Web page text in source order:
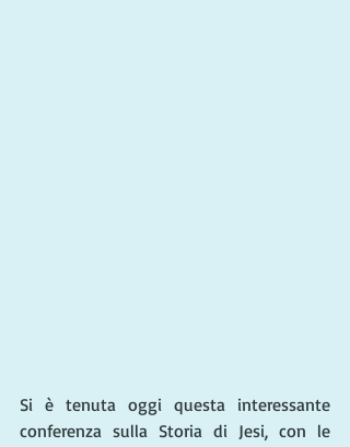
Si è tenuta oggi questa interessante
conferenza sulla Storia di Jesi, con le